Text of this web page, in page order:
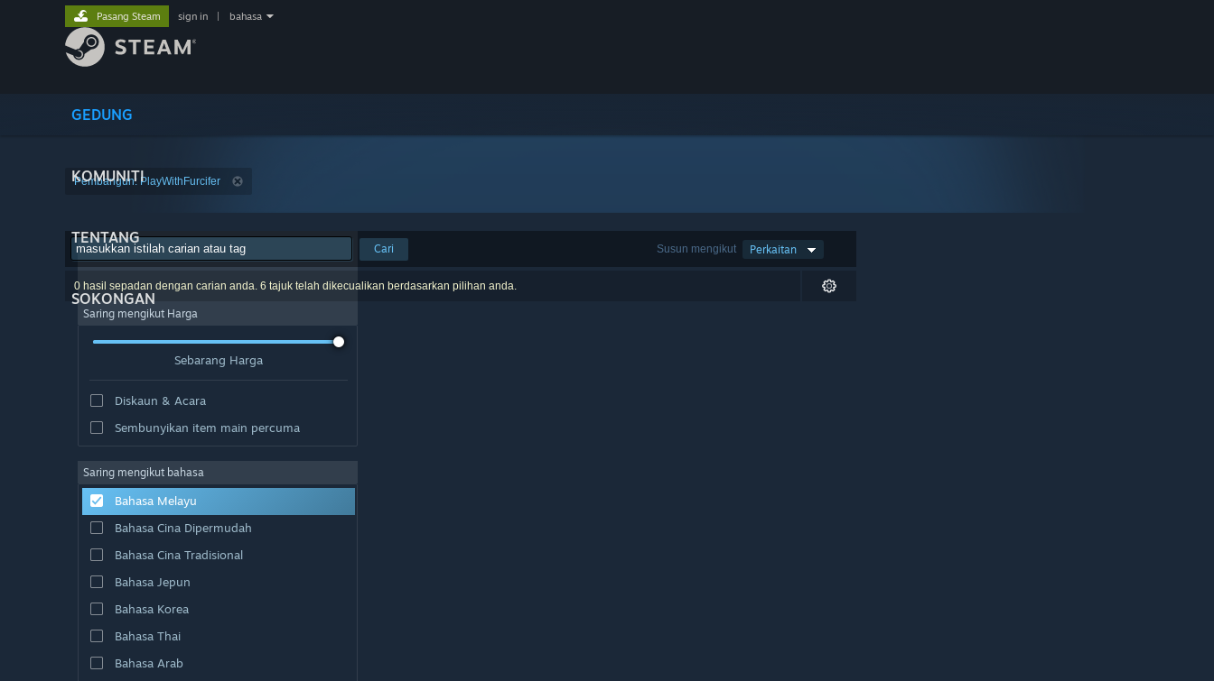
GEDUNG
KOMUNITI
TENTANG
SOKONGAN
Pasang Steam sign in bahasa
Pembangun: PlayWithFurcifer
Susun mengikut Perkaitan
Cari
0 hasil sepadan dengan carian anda. 6 tajuk telah dikecualikan berdasarkan pilihan anda.
Saring mengikut Harga
Sebarang Harga
Diskaun & Acara
Sembunyikan item main percuma
Saring mengikut bahasa
Bahasa Melayu
Bahasa Cina Dipermudah
Bahasa Cina Tradisional
Bahasa Jepun
Bahasa Korea
Bahasa Thai
Bahasa Arab